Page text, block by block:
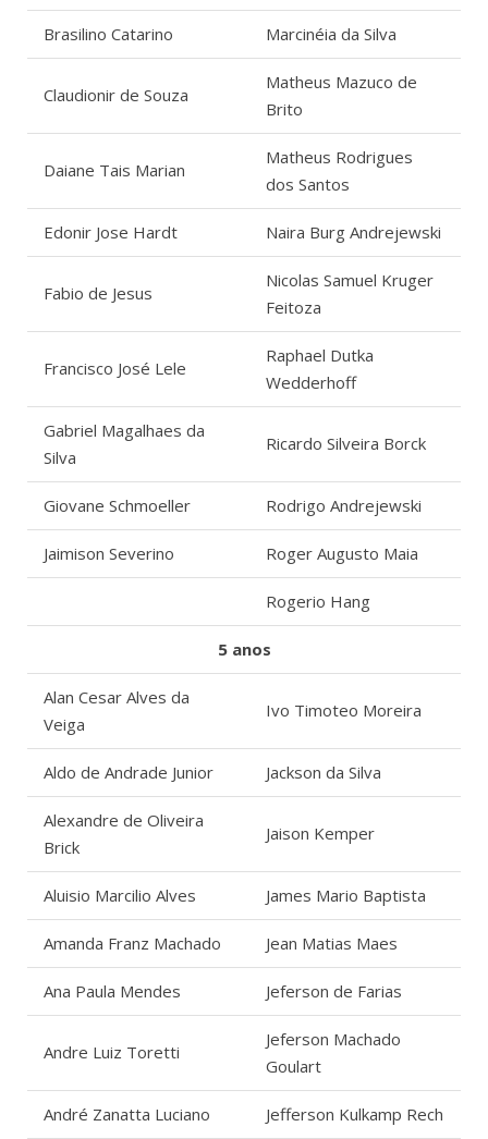
Brasilino Catarino Marcinéia da Silva
Claudionir de Souza
Matheus Mazuco de
Brito
Daiane Tais Marian
Matheus Rodrigues
dos Santos
Edonir Jose Hardt Naira Burg Andrejewski
Fabio de Jesus
Nicolas Samuel Kruger
Feitoza
Francisco José Lele
Raphael Dutka
Wedderhoff
Gabriel Magalhaes da
Silva
Ricardo Silveira Borck
Giovane Schmoeller Rodrigo Andrejewski
Jaimison Severino Roger Augusto Maia
Rogerio Hang
5 anos
Alan Cesar Alves da
Veiga
Ivo Timoteo Moreira
Aldo de Andrade Junior Jackson da Silva
Alexandre de Oliveira
Brick
Jaison Kemper
Aluisio Marcilio Alves James Mario Baptista
Amanda Franz Machado Jean Matias Maes
Ana Paula Mendes Jeferson de Farias
Andre Luiz Toretti
Jeferson Machado
Goulart
André Zanatta Luciano Jefferson Kulkamp Rech